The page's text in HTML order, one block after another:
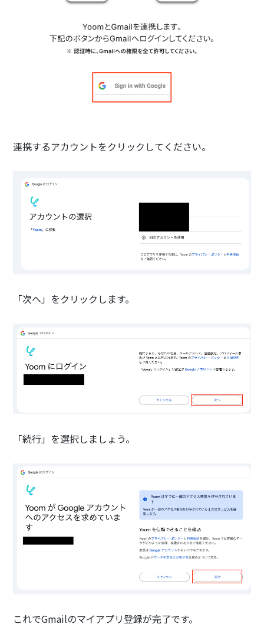
連携するアカウントをクリックしてください。
「次へ」をクリックします。
「続行」を選択しましょう。
これでGmailのマイアプリ登録が完了です。